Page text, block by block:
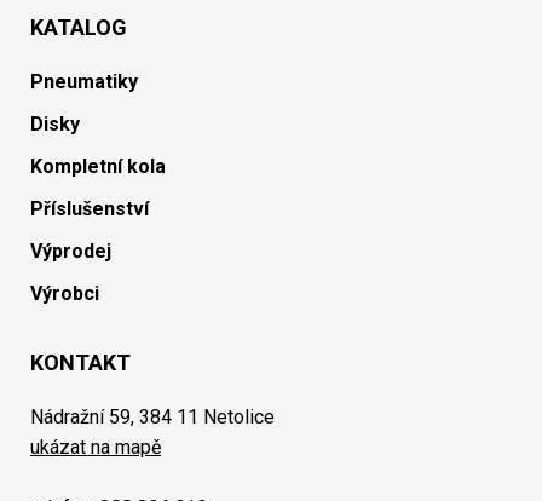
KATALOG
Pneumatiky
Disky
Kompletní kola
Příslušenství
Výprodej
Výrobci
KONTAKT
Nádražní 59, 384 11 Netolice
ukázat na mapě